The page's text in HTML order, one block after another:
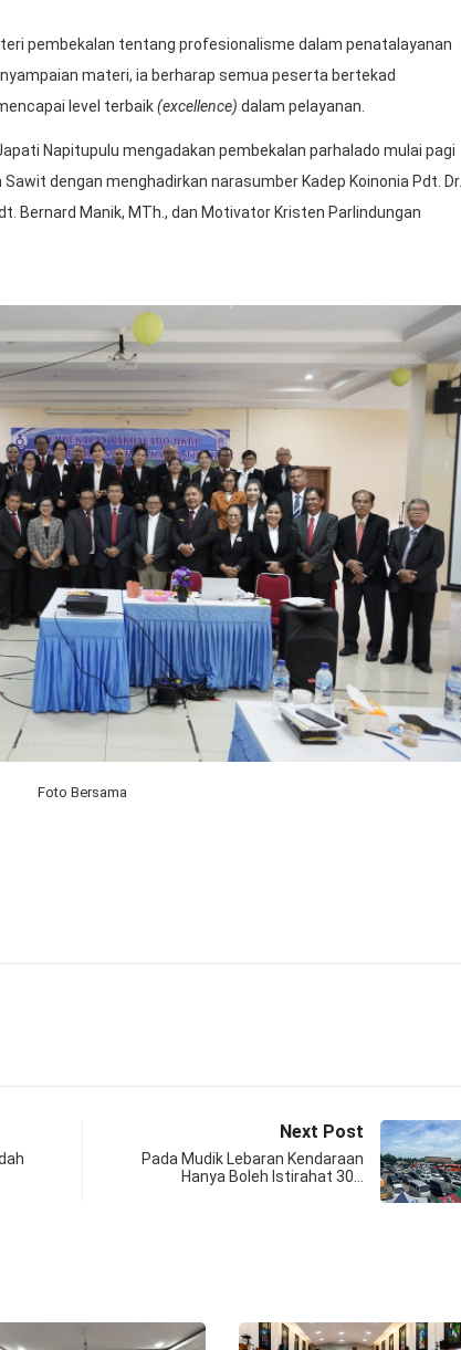
pembekalan tentang profesionalisme dalam penatalayanan
materi, ia berharap semua peserta bertekad
level terbaik(excellence) dalam pelayanan.
Napitupulu mengadakan pembekalan parhalado mulai pagi
Sawit dengan menghadirkan narasumber Kadep Koinonia Pdt. Dr.
Bernard Manik, MTh., dan Motivator Kristen Parlindungan
Foto Bersama
Next Post
Pada Mudik Lebaran Kendaraan
Hanya Boleh Istirahat 30…